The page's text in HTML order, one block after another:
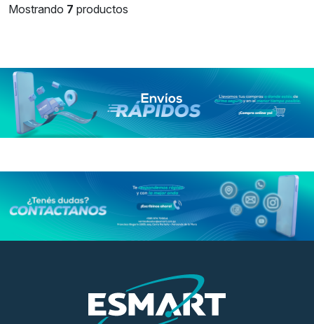
Mostrando 7 productos